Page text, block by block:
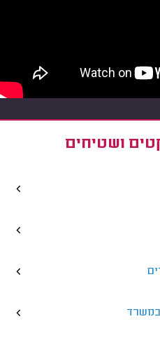
ושטיחים